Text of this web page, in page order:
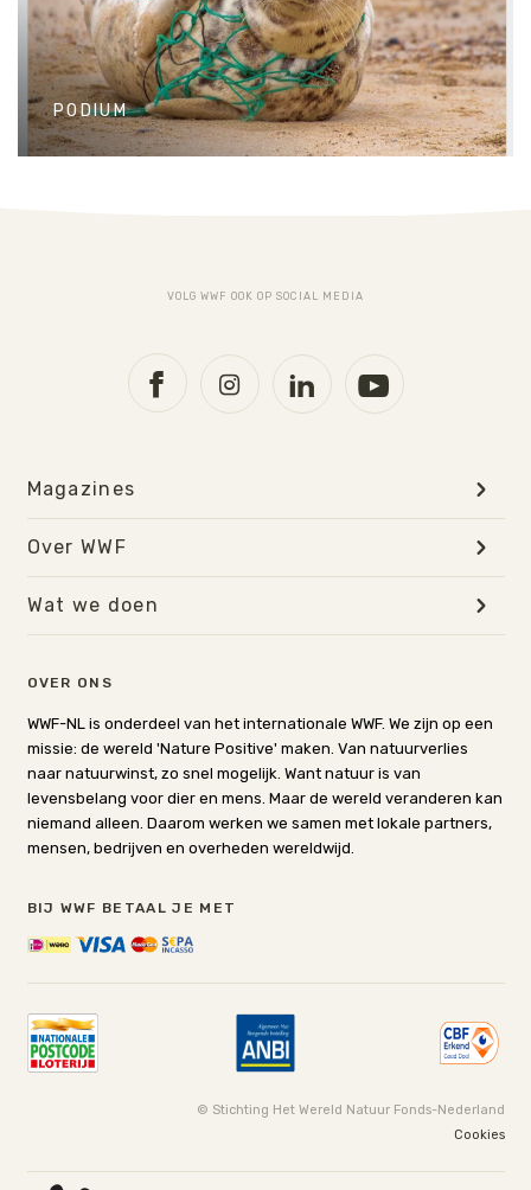
INHOUDSOPGAVE
PODIUM
VOLG WWF OOK OP SOCIAL MEDIA
OVER ONS
WWF-NL is onderdeel van het internationale WWF. We zijn op een
missie: de wereld 'Nature Positive' maken. Van natuurverlies
naar natuurwinst, zo snel mogelijk. Want natuur is van
levensbelang voor dier en mens. Maar de wereld veranderen kan
niemand alleen. Daarom werken we samen met lokale partners,
mensen, bedrijven en overheden wereldwijd.
BIJ WWF BETAAL JE MET
Magazines
Over WWF
Wat we doen
© Stichting Het Wereld Natuur Fonds-Nederland
Cookies